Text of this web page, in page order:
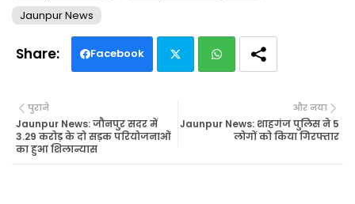
Jaunpur News
Facebook
tte ats
और नया
Jaunpur News: शाहगंज पुलिस ने 5
लोगों को किया गिरफ्तार
पुराने
Jaunpur News: जौनपुर सदर में
3.29 करोड़ के दो सड़क परियोजनाओं
का हुआ शिलान्यास